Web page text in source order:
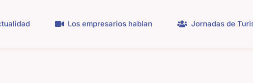
Los empresarios hablan Jornadas de